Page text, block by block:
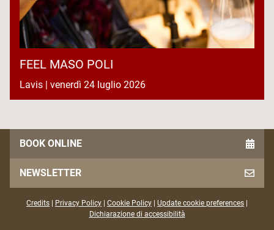
FEEL MASO POLI
Lavis | venerdì 24 luglio 2026
BOOK ONLINE
NEWSLETTER
Credits Privacy Policy Cookie Policy Update cookie preferences
Dichiarazione di accessibilità